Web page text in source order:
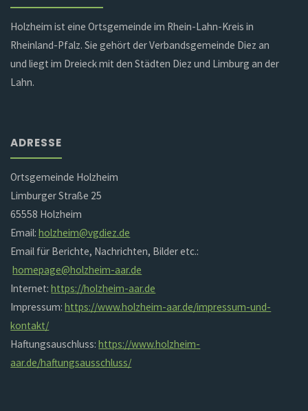
Holzheim ist eine Ortsgemeinde im Rhein-Lahn-Kreis in
Rheinland-Pfalz. Sie gehört der Verbandsgemeinde Diez an
und liegt im Dreieck mit den Städten Diez und Limburg an der
Lahn.
ADRESSE
Ortsgemeinde Holzheim
Limburger Straße 25
65558 Holzheim
Email:holzheim@vgdiez.de
Email für Berichte, Nachrichten, Bilder etc.:
homepage@holzheim-aar.de
Internet:https://holzheim-aar.de
Impressum:https://www.holzheim-aar.de/impressum-und-
kontakt/
Haftungsauschluss:https://www.holzheim-
aar.de/haftungsausschluss/